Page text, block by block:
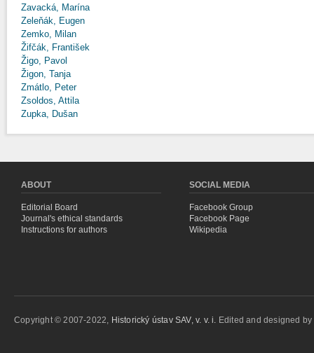
Zavacká, Marína
Zeleňák, Eugen
Zemko, Milan
Žifčák, František
Žigo, Pavol
Žigon, Tanja
Zmátlo, Peter
Zsoldos, Attila
Zupka, Dušan
ABOUT
Editorial Board
Journal's ethical standards
Instructions for authors
SOCIAL MEDIA
Facebook Group
Facebook Page
Wikipedia
Copyright © 2007-2022, Historický ústav SAV, v. v. i. Edited and designed by